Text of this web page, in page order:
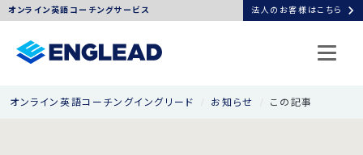
オンライン英語コーチングサービス 法人のお客様はこちら chevron_right
オンライン英語コーチングイングリード お知らせ この記事